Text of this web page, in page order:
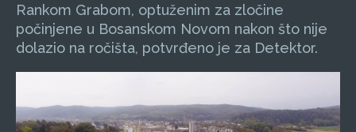
Rankom Grabom, optuženim za zločine
počinjene u Bosanskom Novom nakon što nije
dolazio na ročišta, potvrđeno je za Detektor.